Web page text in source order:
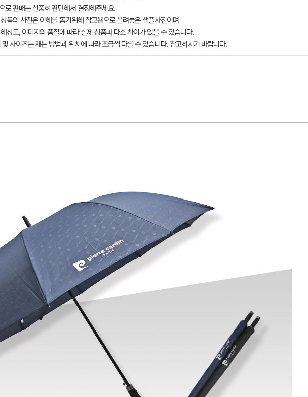
로 판매는 신중히 판단해서 결정해주세요.
품의 사진은 이해를 돕기위해 참고용으로 올려놓은 샘플사진이며
상도, 이미지의 품질에 따라 실제 상품과 다소 차이가 있을 수 있습니다.
및 사이즈는 재는 방법과 위치에 따라 조금씩 다를 수 있습니다. 참고하시기 바랍니다.